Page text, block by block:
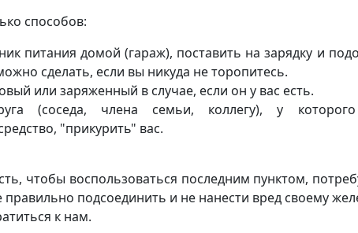
способов:
питания домой (гараж), поставить на зарядку и
сделать, если вы никуда не торопитесь.
или заряженный в случае, если он у вас есть.
(соседа, члена семьи, коллегу), у
"прикурить" вас.
чтобы воспользоваться последним пунктом,
правильно подсоединить и не нанести вред своему
к нам.